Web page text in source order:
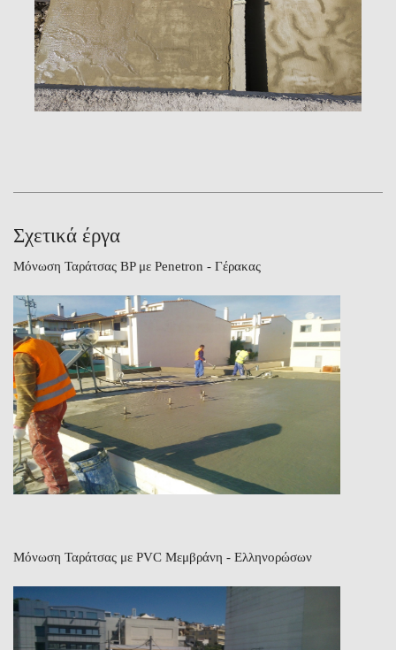
Σχετικά έργα
Μόνωση Ταράτσας BP με Penetron - Γέρακας
Μόνωση Ταράτσας με PVC Μεμβράνη - Ελληνορώσων